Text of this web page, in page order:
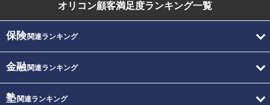
オリコン顧客満足度ランキング一覧
保険関連ランキング
金融関連ランキング
塾関連ランキング